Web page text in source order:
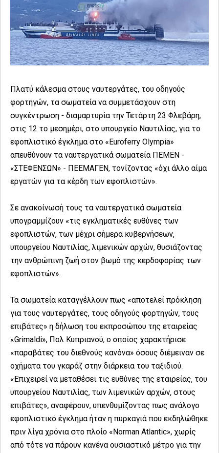
Πλατύ κάλεσμα στους ναυτεργάτες, του οδηγούς
φορτηγών, τα σωματεία να συμμετάσχουν στη
συγκέντρωση - διαμαρτυρία την Τετάρτη 23 Φλεβάρη,
στις 12 το μεσημέρι, στο υπουργείο Ναυτιλίας, για το
εφοπλιστικό έγκλημα στο «Euroferry Olympia»
απευθύνουν τα ναυτεργατικά σωματεία ΠΕΜΕΝ -
«ΣΤΕΦΕΝΣΩΝ» - ΠΕΕΜΑΓΕΝ, τονίζοντας «όχι άλλο αίμα
εργατών για τα κέρδη των εφοπλιστών».
Σε ανακοίνωσή τους τα ναυτεργατικά σωματεία
υπογραμμίζουν «τις εγκληματικές ευθύνες των
εφοπλιστών, των μέχρι σήμερα κυβερνήσεων,
υπουργείου Ναυτιλίας, λιμενικών αρχών, θυσιάζοντας
την ανθρώπινη ζωή στον βωμό της κερδοφορίας των
εφοπλιστών».
Τα σωματεία καταγγέλλουν πως «αποτελεί πρόκληση
για τους ναυτεργάτες, τους οδηγούς φορτηγών, τους
επιβάτες» η δήλωση του εκπροσώπου της εταιρείας
«Grimaldi», Πολ Κυπριανού, ο οποίος χαρακτήρισε
«παραβάτες του διεθνούς κανόνα» όσους διέμειναν σε
οχήματα του γκαράζ στην διάρκεια του ταξιδιού.
«Επιχειρεί να μεταθέσει τις ευθύνες της εταιρείας, του
υπουργείου Ναυτιλίας, των λιμενικών αρχών, στους
επιβάτες», αναφέρουν, υπενθυμίζοντας πως ανάλογο
εφοπλιστικό έγκλημα ήταν η πυρκαγιά που εκδηλώθηκε
πριν λίγα χρόνια στο πλοίο «Norman Atlantic», χωρίς
από τότε να πάρουν κανένα ουσιαστικό μέτρο για την